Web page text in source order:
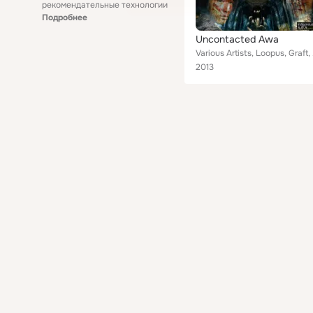
рекомендательные технологии
Подробнее
Uncontacted Awa
Various Artists,
2013